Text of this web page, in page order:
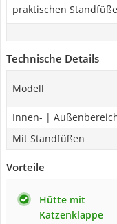
praktischen
Technische Details
Modell
Innen- |
Mit Standfüßen
Vorteile
Hütte mit
Katzenklappe